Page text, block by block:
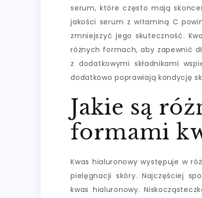
serum, które często mają
jakości serum z witaminą C
zmniejszyć jego skuteczność.
różnych formach, aby zapewnić
z dodatkowymi składnikami
dodatkowo poprawiają kondycję
Jakie są
formami
Kwas hialuronowy występuje w
pielęgnacji skóry. Najczęściej
kwas hialuronowy.